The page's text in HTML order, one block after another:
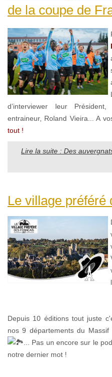
de la coupe de
d’interviewer leur
entraineur, Roland Vieira... A
tout !
Lire la suite : Des
Le village préféré
Depuis 10 éditions tout juste
nos 9 départements du
... Pas un encore sur le
notre dernier mot !